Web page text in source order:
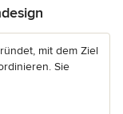
mit dem Ziel
Sie